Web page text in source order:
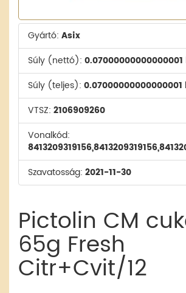
Gyártó: Asix
Súly (nettó):
Súly (teljes): 0.07000000000000001
VTSZ: 2106909260
Vonalkód:
Szavatosság: 2021-11-30
Pictolin CM
65g Fresh
Citr+Cvit/12